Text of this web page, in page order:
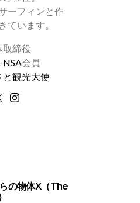
ーフィンと作
ています。
取締役
会員
観光大使
の物体X（The